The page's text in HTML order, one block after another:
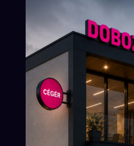
Ez a tábla csak beltéri használatra
táblát szeretne,itt tervezhet
szolgáltatásunkról
Ingyenes szállítás Magyarország,
Csehország, Románia területén.